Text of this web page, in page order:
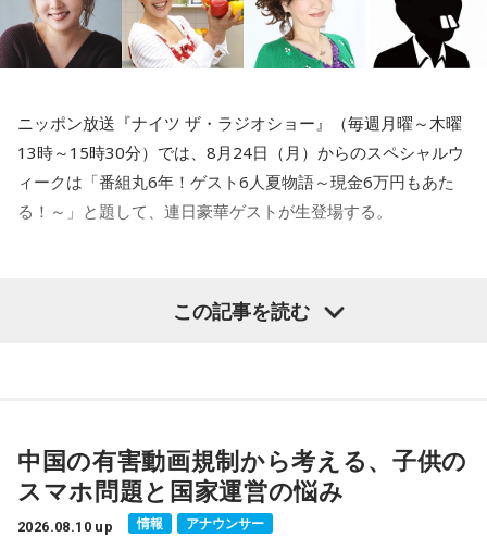
ニッポン放送『ナイツ ザ・ラジオショー』（毎週月曜～木曜
13時～15時30分）では、8月24日（月）からのスペシャルウ
ィークは「番組丸6年！ゲスト6人夏物語～現金6万円もあた
る！～」と題して、連日豪華ゲストが生登場する。
と、番組初登場の俳優・鈴木保奈美。長年芸能界で活躍し続
オビバリー昼ズ』の木曜日でナイツと共演している清水ミチ
コも出演する。そして最終日となる27日（木）のゲストはシ
ークレット。誰がゲストに来るか当日までお楽しみに。
この記事を読む
中国の有害動画規制から考える、子供の
スマホ問題と国家運営の悩み
2026.08.10 up 情報 アナウンサー